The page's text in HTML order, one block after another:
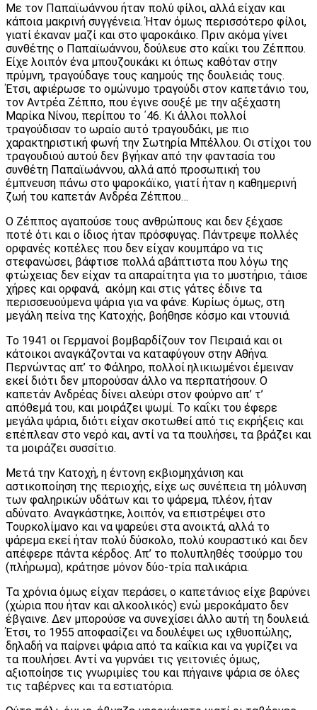
Με τον Παπαϊωάννου ήταν πολύ φίλοι, αλλά είχαν και
κάποια μακρινή συγγένεια. Ήταν όμως περισσότερο φίλοι,
γιατί έκαναν μαζί και στο ψαροκάικο. Πριν ακόμα γίνει
συνθέτης ο Παπαϊωάννου, δούλευε στο καΐκι του Ζέππου.
Είχε λοιπόν ένα μπουζουκάκι κι όπως καθόταν στην
πρύμνη, τραγούδαγε τους καημούς της δουλειάς τους.
Έτσι, αφιέρωσε το ομώνυμο τραγούδι στον καπετάνιο του,
τον Αντρέα Ζέππο, που έγινε σουξέ με την αξέχαστη
Μαρίκα Νίνου, περίπου το ΄46. Κι άλλοι πολλοί
τραγούδισαν το ωραίο αυτό τραγουδάκι, με πιο
χαρακτηριστική φωνή την Σωτηρία Μπέλλου. Οι στίχοι του
τραγουδιού αυτού δεν βγήκαν από την φαντασία του
συνθέτη Παπαϊωάννου, αλλά από προσωπική του
έμπνευση πάνω στο ψαροκάϊκο, γιατί ήταν η καθημερινή
ζωή του καπετάν Ανδρέα Ζέππου…
Ο Ζέππος αγαπούσε τους ανθρώπους και δεν ξέχασε
ποτέ ότι και ο ίδιος ήταν πρόσφυγας. Πάντρεψε πολλές
ορφανές κοπέλες που δεν είχαν κουμπάρο να τις
στεφανώσει, βάφτισε πολλά αβάπτιστα που λόγω της
φτώχειας δεν είχαν τα απαραίτητα για το μυστήριο, τάισε
χήρες και ορφανά, ακόμη και στις γάτες έδινε τα
περισσευούμενα ψάρια για να φάνε. Κυρίως όμως, στη
μεγάλη πείνα της Κατοχής, βοήθησε κόσμο και ντουνιά.
Το 1941 οι Γερμανοί βομβαρδίζουν τον Πειραιά και οι
κάτοικοι αναγκάζονται να καταφύγουν στην Αθήνα.
Περνώντας απ’ το Φάληρο, πολλοί ηλικιωμένοι έμειναν
εκεί διότι δεν μπορούσαν άλλο να περπατήσουν. Ο
καπετάν Ανδρέας δίνει αλεύρι στον φούρνο απ’ τ’
απόθεμά του, και μοιράζει ψωμί. Το καΐκι του έφερε
μεγάλα ψάρια, διότι είχαν σκοτωθεί από τις εκρήξεις και
επέπλεαν στο νερό και, αντί να τα πουλήσει, τα βράζει και
τα μοιράζει συσσίτιο.
Μετά την Κατοχή, η έντονη εκβιομηχάνιση και
αστικοποίηση της περιοχής, είχε ως συνέπεια τη μόλυνση
των φαληρικών υδάτων και το ψάρεμα, πλέον, ήταν
αδύνατο. Αναγκάστηκε, λοιπόν, να επιστρέψει στο
Τουρκολίμανο και να ψαρεύει στα ανοικτά, αλλά το
ψάρεμα εκεί ήταν πολύ δύσκολο, πολύ κουραστικό και δεν
απέφερε πάντα κέρδος. Απ’ το πολυπληθές τσούρμο του
(πλήρωμα), κράτησε μόνον δύο-τρία παλικάρια.
Τα χρόνια όμως είχαν περάσει, ο καπετάνιος είχε βαρύνει
(χώρια που ήταν και αλκοολικός) ενώ μεροκάματο δεν
έβγαινε. Δεν μπορούσε να συνεχίσει άλλο αυτή τη δουλειά.
Έτσι, το 1955 αποφασίζει να δουλέψει ως ιχθυοπώλης,
δηλαδή να παίρνει ψάρια από τα καΐκια και να γυρίζει να
τα πουλήσει. Αντί να γυρνάει τις γειτονιές όμως,
αξιοποίησε τις γνωριμίες του και πήγαινε ψάρια σε όλες
τις ταβέρνες και τα εστιατόρια.